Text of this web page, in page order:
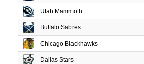
Utah Mammoth
Buffalo Sabres
Chicago Blackhawks
Dallas Stars